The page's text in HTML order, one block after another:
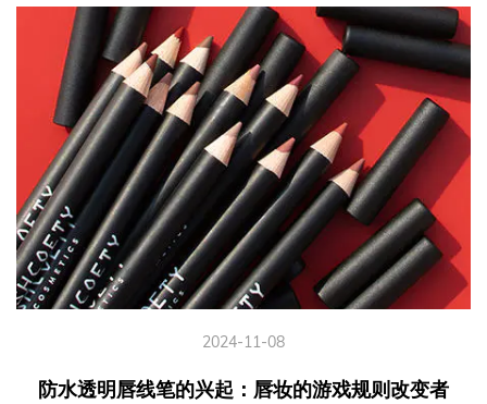
2024-11-08
防水透明唇线笔的兴起：唇妆的游戏规则改变者